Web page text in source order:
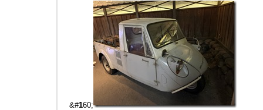
&#160;